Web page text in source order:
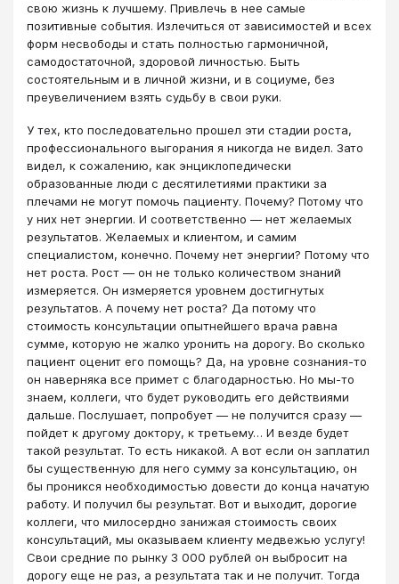
свою жизнь к лучшему. Привлечь в нее самые
позитивные события. Излечиться от зависимостей и всех
форм несвободы и стать полностью гармоничной,
самодостаточной, здоровой личностью. Быть
состоятельным и в личной жизни, и в социуме, без
преувеличением взять судьбу в свои руки.
У тех, кто последовательно прошел эти стадии роста,
профессионального выгорания я никогда не видел. Зато
видел, к сожалению, как энциклопедически
образованные люди с десятилетиями практики за
плечами не могут помочь пациенту. Почему? Потому что
у них нет энергии. И соответственно ― нет желаемых
результатов. Желаемых и клиентом, и самим
специалистом, конечно. Почему нет энергии? Потому что
нет роста. Рост ― он не только количеством знаний
измеряется. Он измеряется уровнем достигнутых
результатов. А почему нет роста? Да потому что
стоимость консультации опытнейшего врача равна
сумме, которую не жалко уронить на дорогу. Во сколько
пациент оценит его помощь? Да, на уровне сознания-то
он наверняка все примет с благодарностью. Но мы-то
знаем, коллеги, что будет руководить его действиями
дальше. Послушает, попробует ― не получится сразу ―
пойдет к другому доктору, к третьему… И везде будет
такой результат. То есть никакой. А вот если он заплатил
бы существенную для него сумму за консультацию, он
бы проникся необходимостью довести до конца начатую
работу. И получил бы результат. Вот и выходит, дорогие
коллеги, что милосердно занижая стоимость своих
консультаций, мы оказываем клиенту медвежью услугу!
Свои средние по рынку 3 000 рублей он выбросит на
дорогу еще не раз, а результата так и не получит. Тогда